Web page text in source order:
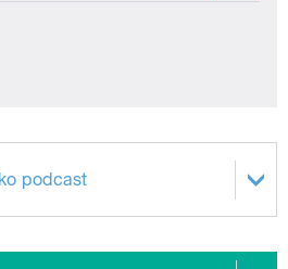
podcast